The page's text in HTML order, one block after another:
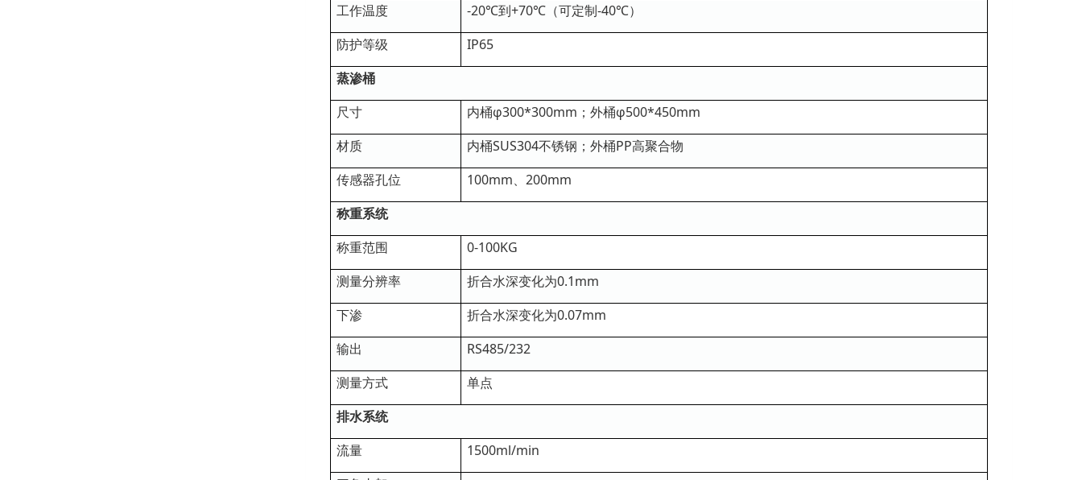
工作温度
-20℃到+70℃（可定制-40℃）
防护等级
IP65
蒸渗桶
尺寸
内桶φ300*300mm；外桶φ500*450mm
材质
内桶SUS304不锈钢；外桶PP高聚合物
传感器孔位
100mm、200mm
称重系统
称重范围
0-100KG
测量分辨率
折合水深变化为0.1mm
下渗
折合水深变化为0.07mm
输出
RS485/232
测量方式
单点
排水系统
流量
1500ml/min